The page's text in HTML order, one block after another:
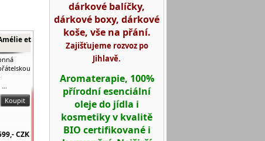
et
CZK
dárkové balíčky,
dárkové boxy, dárkové
koše, vše na přání.
Zajišťujeme rozvoz po
Jihlavě.
Aromaterapie, 100%
přírodní esenciální
oleje do jídla i
kosmetiky v kvalitě
BIO certifikované i